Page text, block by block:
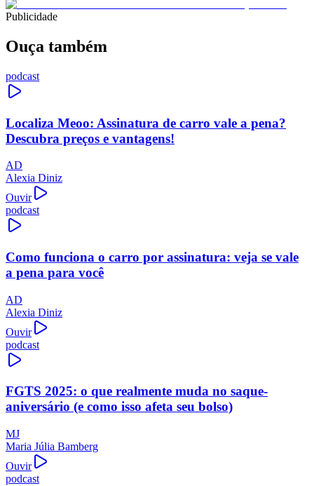
Publicidade
Ouça também
podcast
Localiza Meoo: Assinatura de carro vale a pena?
Descubra preços e vantagens!
AD
Alexia Diniz
Ouvir
podcast
Como funciona o carro por assinatura: veja se vale
a pena para você
AD
Alexia Diniz
Ouvir
podcast
FGTS 2025: o que realmente muda no saque-
aniversário (e como isso afeta seu bolso)
MJ
Maria Júlia Bamberg
Ouvir
podcast